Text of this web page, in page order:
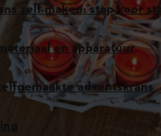
zelf maken: stap voor
en apparatuur
adventskrans